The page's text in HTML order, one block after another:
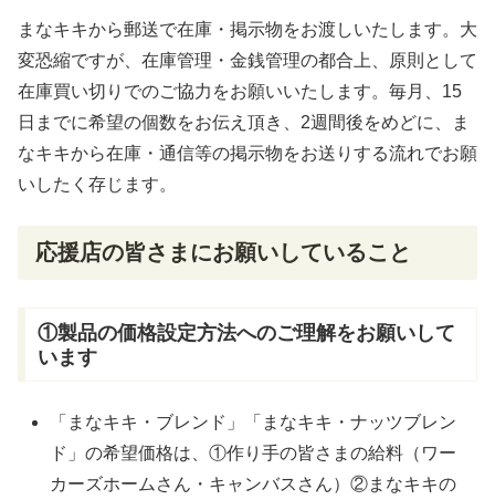
まなキキから郵送で在庫・掲示物をお渡しいたします。大
変恐縮ですが、在庫管理・金銭管理の都合上、原則として
在庫買い切りでのご協力をお願いいたします。毎月、15
日までに希望の個数をお伝え頂き、2週間後をめどに、ま
なキキから在庫・通信等の掲示物をお送りする流れでお願
いしたく存じます。
応援店の皆さまにお願いしていること
①製品の価格設定方法へのご理解をお願いして
います
「まなキキ・ブレンド」「まなキキ・ナッツブレン
ド」の希望価格は、①作り手の皆さまの給料（ワー
カーズホームさん・キャンバスさん）②まなキキの